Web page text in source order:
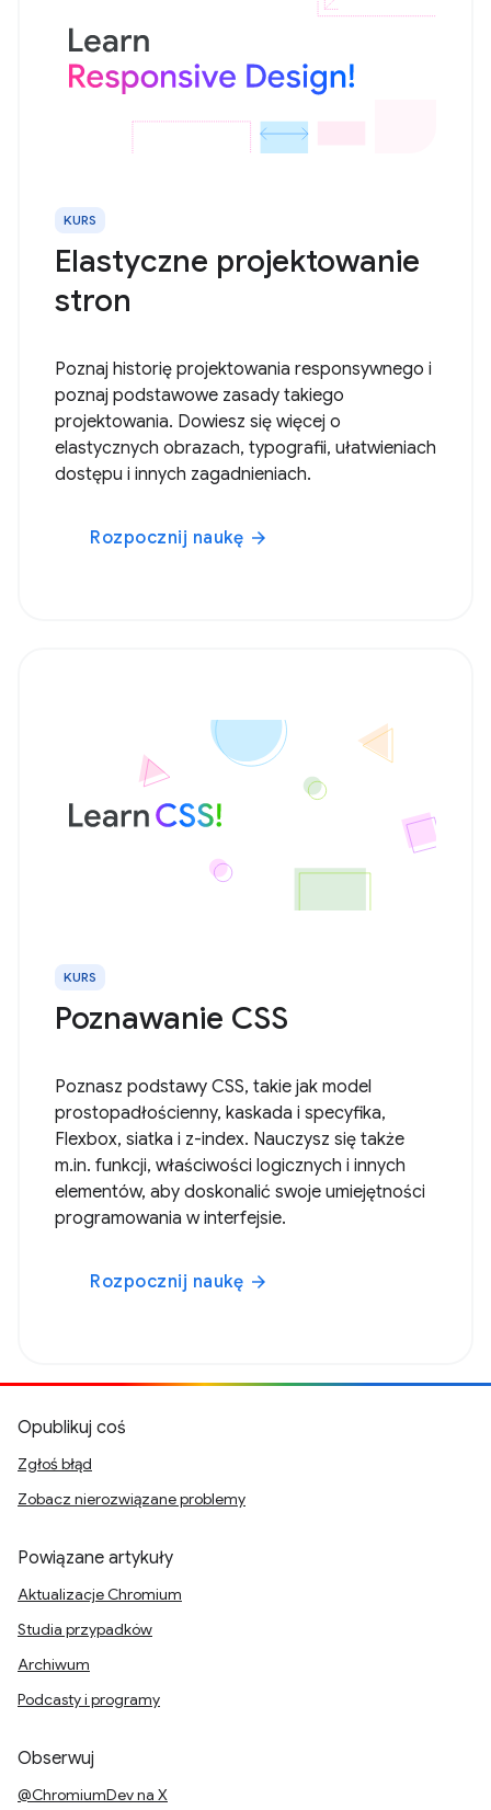
KURS
Elastyczne projektowanie
stron
Poznaj historię projektowania responsywnego i
poznaj podstawowe zasady takiego
projektowania. Dowiesz się więcej o
elastycznych obrazach, typografii, ułatwieniach
dostępu i innych zagadnieniach.
Rozpocznij naukę arrow_forward
KURS
Poznawanie CSS
Poznasz podstawy CSS, takie jak model
prostopadłościenny, kaskada i specyfika,
Flexbox, siatka i z-index. Nauczysz się także
m.in. funkcji, właściwości logicznych i innych
elementów, aby doskonalić swoje umiejętności
programowania w interfejsie.
Rozpocznij naukę arrow_forward
Opublikuj coś
Zgłoś błąd
Zobacz nierozwiązane problemy
Powiązane artykuły
Aktualizacje Chromium
Studia przypadków
Archiwum
Podcasty i programy
Obserwuj
@ChromiumDev na X